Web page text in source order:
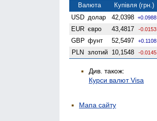
Валюта Купівля (грн.)
USD долар 42,0398 +0.0988
EUR євро 43,4817 -0.0153
GBP фунт 52,5497 +0.1108
PLN злотий 10,1548 -0.0145
Див. також:
Курси валют Visa
Мапа сайту